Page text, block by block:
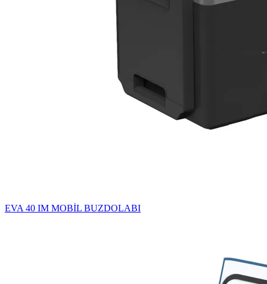
EVA 40 IM MOBİL BUZDOLABI